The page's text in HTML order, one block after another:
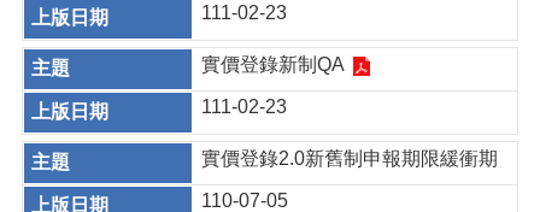
111-02-23
實價登錄新制QA
111-02-23
實價登錄2.0新舊制申報期限緩衝期
110-07-05